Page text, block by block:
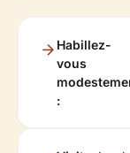
Habillez-
vous
: